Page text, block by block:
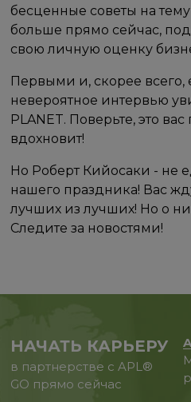
бесценные советы на тему
больше прямо сейчас,
свою личную оценку
Первыми и, скорее
невероятное интервью
PLANET. Поверьте, это
вдохновит!
Но Роберт Кийосаки - не
нашего праздника! Вас
лучших из лучших! Но о
Следите за новостями!
НАЧАТЬ КАРЬЕРУ
в партнерстве с APL®
GO прямо сейчас